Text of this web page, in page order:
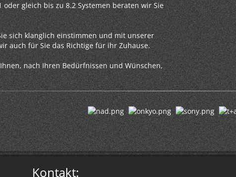
oder gleich bis zu 8.2 Systemen beraten wir Sie
sich klanglich einstimmen und mit unserer
auch für Sie das Richtige für ihr Zuhause.
nach Ihren Bedürfnissen und Wünschen,
Kontakt: